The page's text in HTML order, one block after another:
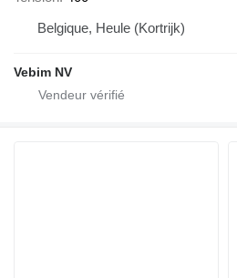
Belgique, Heule (Kortrijk)
Vebim NV